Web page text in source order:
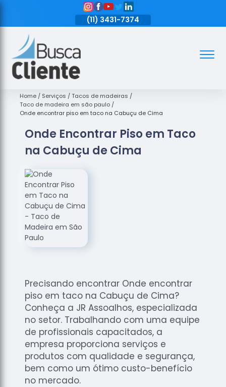
(11) 3431-7374
Assoalhos
de Madeira
Decks de
Empresas
de
de Madeira
Loja de
Assoalhos
Raspagem
de
Assoalhos
Raspagem
de Tacos
de
Madeiras
Raspagens
de Pisos
Madeiras
Home Serviços
Tacos de madeiras
Taco de madeira em são paulo
Onde encontrar piso em taco na Cabuçu de Cima
Onde Encontrar Piso em Taco
na Cabuçu de Cima
Precisando encontrar Onde encontrar
piso em taco na Cabuçu de Cima?
Conheça a JR Assoalhos, especializada
no setor. Trabalhando com uma equipe
de profissionais capacitados, a
empresa proporciona serviços e
produtos com qualidade e segurança,
bem como um ótimo custo-benefício
no mercado.